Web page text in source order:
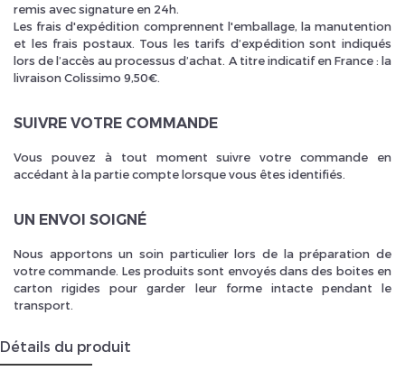
remis avec signature en 24h.
Les frais d'expédition comprennent l'emballage, la manutention
et les frais postaux. Tous les tarifs d’expédition sont indiqués
lors de l’accès au processus d’achat. A titre indicatif en France : la
livraison Colissimo 9,50€.
SUIVRE VOTRE COMMANDE
Vous pouvez à tout moment suivre votre commande en
accédant à la partie compte lorsque vous êtes identifiés.
UN ENVOI SOIGNÉ
Nous apportons un soin particulier lors de la préparation de
votre commande. Les produits sont envoyés dans des boites en
carton rigides pour garder leur forme intacte pendant le
transport.
Détails du produit